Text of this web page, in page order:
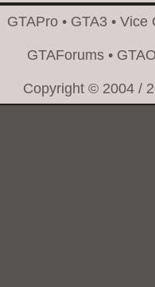
GTAPro • GTA3 • Vice
GTAForums •
Copyright © 2004 /